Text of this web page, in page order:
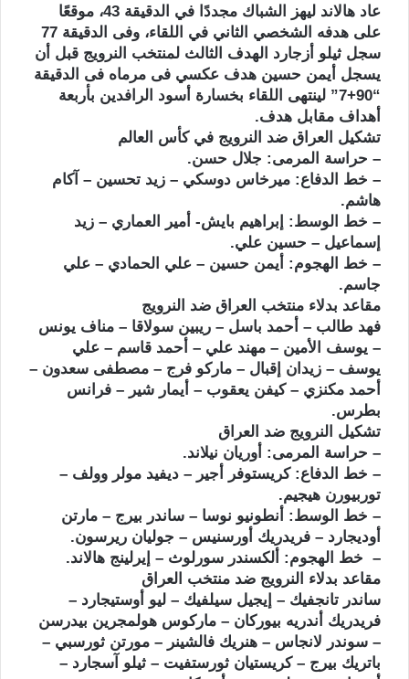
عاد هالاند ليهز الشباك مجددًا في الدقيقة 43، موقعًا
على هدفه الشخصي الثاني في اللقاء، وفى الدقيقة 77
سجل ثيلو أزجارد الهدف الثالث لمنتخب النرويج قبل أن
يسجل أيمن حسين هدف عكسي فى مرماه فى الدقيقة
“90+7” لينتهى اللقاء بخسارة أسود الرافدين بأربعة
أهداف مقابل هدف.
تشكيل العراق ضد النرويج في كأس العالم
– حراسة المرمى: جلال حسن.
– خط الدفاع: ميرخاس دوسكي – زيد تحسين – آكام
هاشم.
– خط الوسط: إبراهيم بايش- أمير العماري – زيد
إسماعيل – حسين علي.
– خط الهجوم: أيمن حسين – علي الحمادي – علي
جاسم.
مقاعد بدلاء منتخب العراق ضد النرويج
فهد طالب – أحمد باسل – ريبين سولاقا – مناف يونس
– يوسف الأمين – مهند علي – أحمد قاسم – علي
يوسف – زيدان إقبال – ماركو فرج – مصطفى سعدون –
أحمد مكنزي – كيفن يعقوب – أيمار شير – فرانس
بطرس.
تشكيل النرويج ضد العراق
– حراسة المرمى: أوريان نيلاند.
– خط الدفاع: كريستوفر أجير – ديفيد مولر وولف –
توربيورن هيجيم.
– خط الوسط: أنطونيو نوسا – ساندر بيرج – مارتن
أوديجارد – فريدريك أورسنيس – جوليان ريرسون.
– خط الهجوم: ألكسندر سورلوث – إيرلينج هالاند.
مقاعد بدلاء النرويج ضد منتخب العراق
ساندر تانجفيك – إيجيل سيلفيك – ليو أوستيجارد –
فريدريك أندريه بيوركان – ماركوس هولمجرين بيدرسن
– سوندر لانجاس – هنريك فالشينر – مورتن ثورسبي –
باتريك بيرج – كريستيان ثورستفيت – ثيلو آسجارد –